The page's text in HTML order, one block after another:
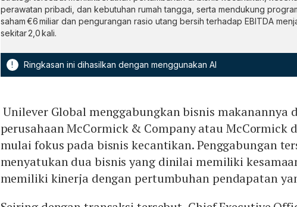
perawatan pribadi, dan kebutuhan rumah tangga, serta mendukung
saham €6 miliar dan pengurangan rasio utang bersih terhadap EBITDA
sekitar 2,0 kali.
! Ringkasan ini dihasilkan dengan menggunakan AI
Unilever Global menggabungkan bisnis makanannya
perusahaan McCormick & Company atau McCormick
mulai fokus pada bisnis kecantikan. Penggabungan
menyatukan dua bisnis yang dinilai memiliki
memiliki kinerja dengan pertumbuhan pendapatan